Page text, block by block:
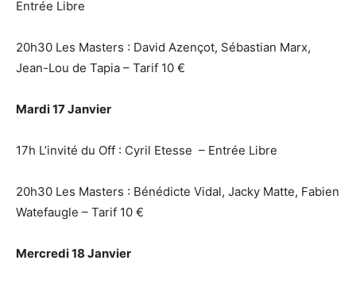
Entrée Libre
20h30 Les Masters : David Azençot, Sébastian Marx,
Jean-Lou de Tapia – Tarif 10 €
Mardi 17 Janvier
17h L’invité du Off : Cyril Etesse – Entrée Libre
20h30 Les Masters : Bénédicte Vidal, Jacky Matte, Fabien
Watefaugle – Tarif 10 €
Mercredi 18 Janvier